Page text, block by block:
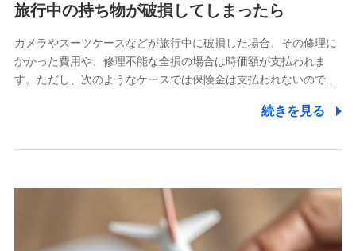
旅行中の持ち物が破損してしまったら
カメラやスーツケースなどが旅行中に破損した場合、その修理に
かかった費用や、修理不能な全損の場合は時価額が支払われま
す。ただし、次のようなケースでは保険金は支払われないので…
続きを見る